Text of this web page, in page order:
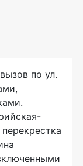
по ул.